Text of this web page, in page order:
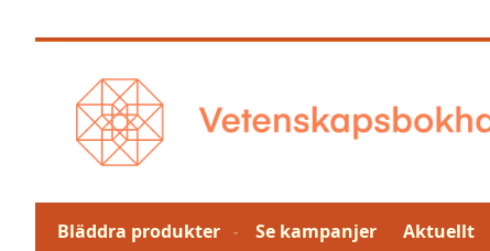
till
Bläddra produkter Se kampanjer Aktuellt